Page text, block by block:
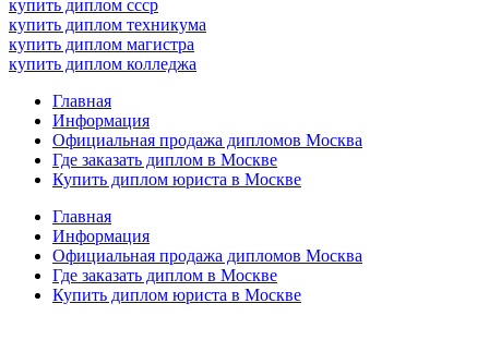
купить диплом ссср
купить диплом техникума
купить диплом магистра
купить диплом колледжа
Главная
Информация
Официальная продажа дипломов Москва
Где заказать диплом в Москве
Купить диплом юриста в Москве
Главная
Информация
Официальная продажа дипломов Москва
Где заказать диплом в Москве
Купить диплом юриста в Москве